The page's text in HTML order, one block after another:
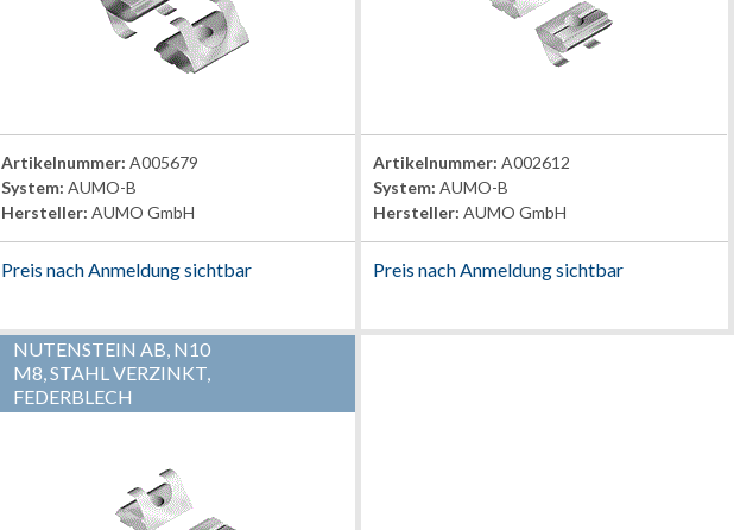
Artikelnummer: A005679
System: AUMO-B
Hersteller: AUMO GmbH
Preis nach Anmeldung sichtbar
Artikelnummer: A002612
System: AUMO-B
Hersteller: AUMO GmbH
Preis nach Anmeldung sichtbar
NUTENSTEIN AB, N10
M8, STAHL VERZINKT,
FEDERBLECH